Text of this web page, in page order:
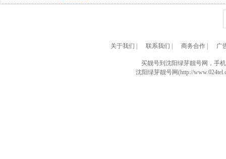
关于我们 联系我们 商务合作| 广
买靓号到沈阳绿芽靓号网，手
沈阳绿芽靓号网(http://